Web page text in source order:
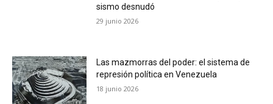
sismo desnudó
29 junio 2026
Las mazmorras del poder: el sistema de
represión política en Venezuela
18 junio 2026